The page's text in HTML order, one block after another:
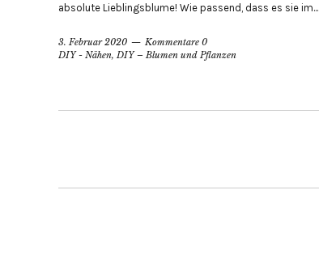
absolute Lieblingsblume! Wie passend, dass es sie im...
3. Februar 2020
Kommentare 0
DIY - Nähen, DIY – Blumen und Pflanzen